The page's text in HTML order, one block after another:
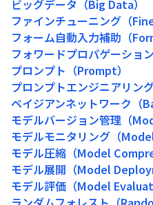
ビッグデータ（Big Data）
ファインチューニング（
フォーム自動入力補助（
フォワードプロパゲーショ
プロンプト（Prompt）
プロンプトエンジニアリン
ベイジアンネットワーク（
モデルバージョン管理（
モデルモニタリング（
モデル圧縮（Model
モデル展開（Model
モデル評価（Model